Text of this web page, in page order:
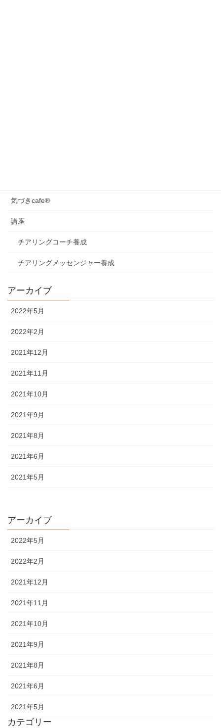
気づきcafe®
講座
チアリングコーチ養成
チアリングメッセンジャー養成
アーカイブ
2022年5月
2022年2月
2021年12月
2021年11月
2021年10月
2021年9月
2021年8月
2021年6月
2021年5月
アーカイブ
2022年5月
2022年2月
2021年12月
2021年11月
2021年10月
2021年9月
2021年8月
2021年6月
2021年5月
カテゴリー